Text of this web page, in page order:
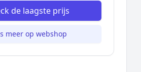
de laagste prijs
meer op webshop